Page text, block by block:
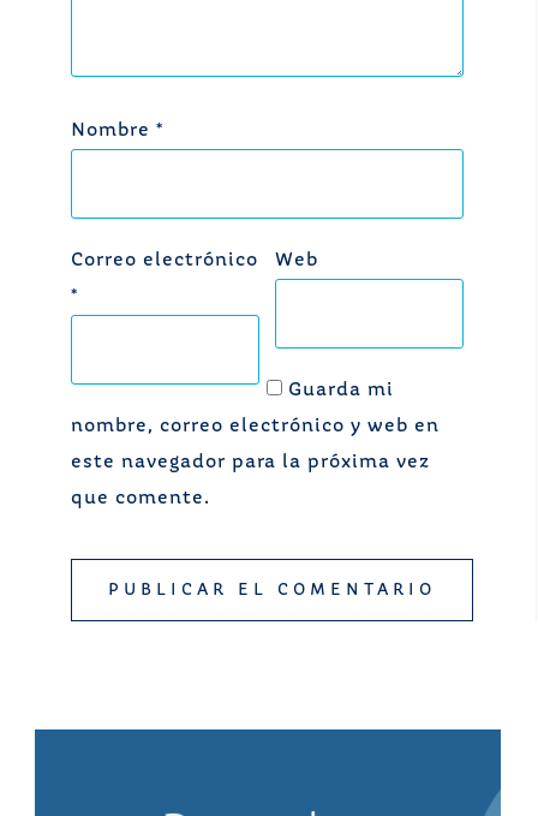
Nombre *
Correo electrónico
*
Web
Guarda mi
nombre, correo electrónico y web en
este navegador para la próxima vez
que comente.